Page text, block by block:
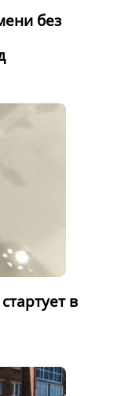
без
в